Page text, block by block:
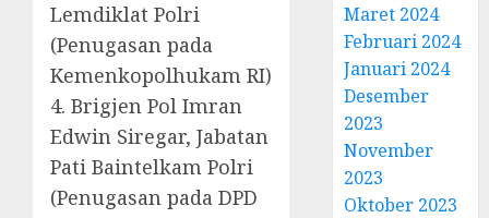
Lemdiklat Polri
(Penugasan pada
Kemenkopolhukam RI)
4. Brigjen Pol Imran
Edwin Siregar, Jabatan
Pati Baintelkam Polri
(Penugasan pada DPD
Maret 2024
Februari 2024
Januari 2024
Desember
2023
November
2023
Oktober 2023